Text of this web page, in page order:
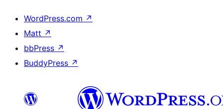
WordPress.com ↗
Matt ↗
bbPress ↗
BuddyPress ↗